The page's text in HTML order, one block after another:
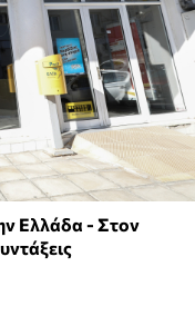
Ελλάδα - Στον